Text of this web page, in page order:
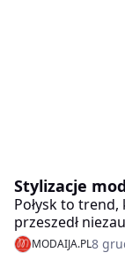
Stylizacje
Połysk to
przeszedł
mody.
kolory to
MODAIJA.PL8